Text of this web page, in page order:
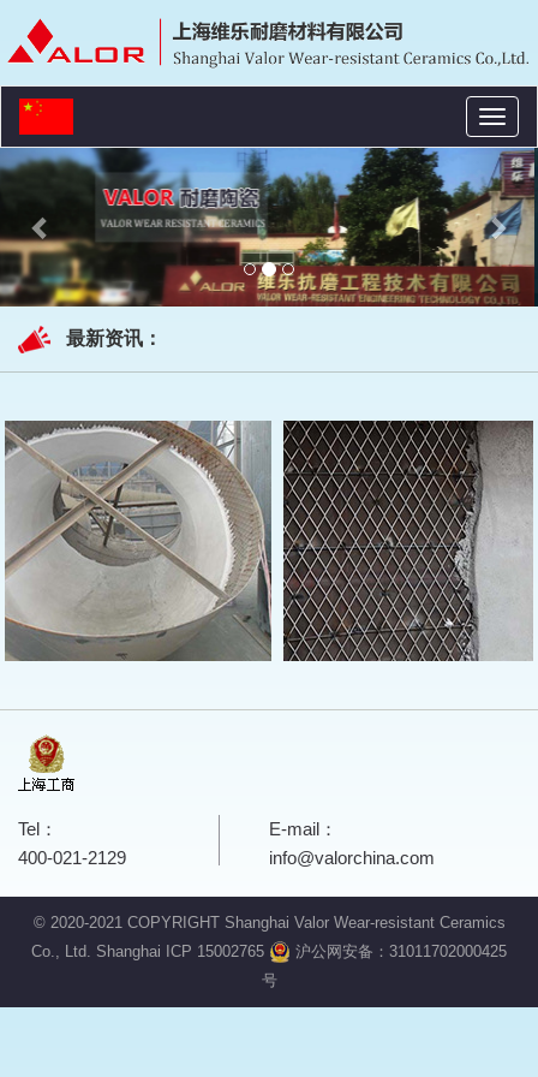
Previous
最新资讯：
Tel：
400-021-2129
E-mail：
info@valorchina.com
© 2020-2021 COPYRIGHT Shanghai Valor Wear-resistant Ceramics
Co., Ltd. Shanghai ICP 15002765
沪公网安备：31011702000425
号